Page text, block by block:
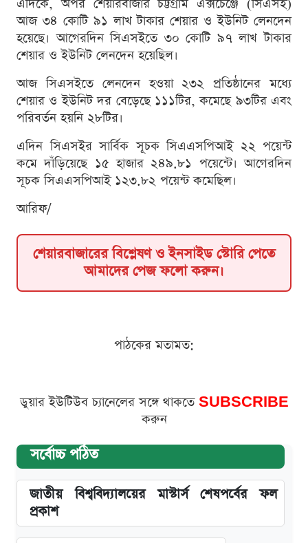
এদিকে, অপর শেয়ারবাজার চট্টগ্রাম এক্সচেঞ্জে (সিএসই)
আজ ৩৪ কোটি ৯১ লাখ টাকার শেয়ার ও ইউনিট লেনদেন
হয়েছে। আগেরদিন সিএসইতে ৩০ কোটি ৯৭ লাখ টাকার
শেয়ার ও ইউনিট লেনদেন হয়েছিল।
আজ সিএসইতে লেনদেন হওয়া ২৩২ প্রতিষ্ঠানের মধ্যে
শেয়ার ও ইউনিট দর বেড়েছে ১১১টির, কমেছে ৯৩টির এবং
পরিবর্তন হয়নি ২৮টির।
এদিন সিএসইর সার্বিক সূচক সিএএসপিআই ২২ পয়েন্ট
কমে দাঁড়িয়েছে ১৫ হাজার ২৪৯.৮১ পয়েন্টে। আগেরদিন
সূচক সিএএসপিআই ১২৩.৮২ পয়েন্ট কমেছিল।
আরিফ/
শেয়ারবাজারের বিশ্লেষণ ও ইনসাইড স্টোরি পেতে
আমাদের পেজ ফলো করুন।
পাঠকের মতামত:
ডুয়ার ইউটিউব চ্যানেলের সঙ্গে থাকতে SUBSCRIBE
করুন
সর্বোচ্চ পঠিত
জাতীয় বিশ্ববিদ্যালয়ের মাস্টার্স শেষপর্বের ফল
প্রকাশ